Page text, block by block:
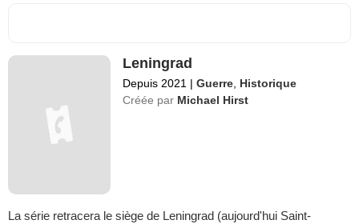
Leningrad
Depuis 2021 | Guerre, Historique
Créée par Michael Hirst
La série retracera le siège de Leningrad (aujourd'hui Saint-